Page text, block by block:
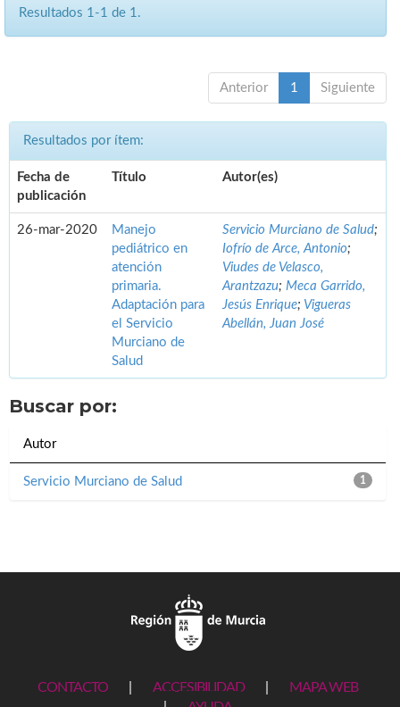
Resultados 1-1 de 1.
Anterior 1 Siguiente
Resultados por ítem:
Fecha de
publicación
Título Autor(es)
26-mar-2020
Manejo
pediátrico en
atención
primaria.
Adaptación para
el Servicio
Murciano de
Salud
Servicio Murciano de Salud;
Iofrío de Arce, Antonio;
Viudes de Velasco,
Arantzazu; Meca Garrido,
Jesús Enrique; Vigueras
Abellán, Juan José
Buscar por:
Autor
1
Servicio Murciano de Salud
CONTACTO ACCESIBILIDAD
MAPA WEB